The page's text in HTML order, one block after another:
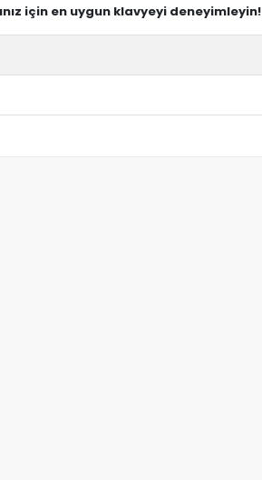
için en uygun klavyeyi deneyimleyin!